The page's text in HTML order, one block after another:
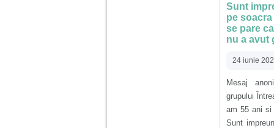
Sunt
pe
se pare
nu a avut
24 iunie
Mesaj
grupului
am 55 ani
Sunt